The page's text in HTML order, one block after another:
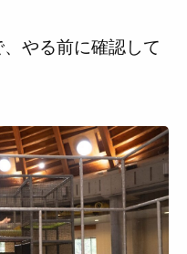
やる前に確認して